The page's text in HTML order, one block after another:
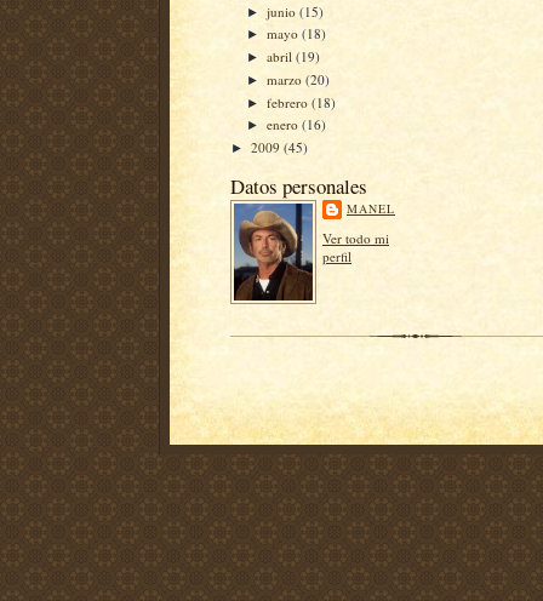
►junio(15)
►mayo(18)
►abril(19)
►marzo(20)
►febrero(18)
►enero(16)
► 2009 (45)
Datos personales
MANEL
Ver todo mi
perfil